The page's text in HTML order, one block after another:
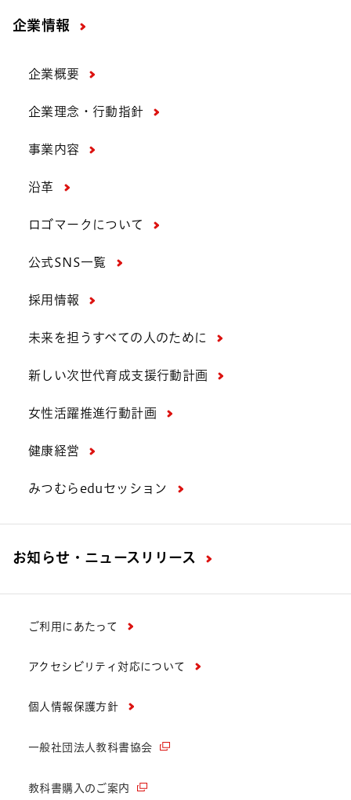
企業情報
企業概要
企業理念・行動指針
事業内容
沿革
ロゴマークについて
公式SNS一覧
採用情報
未来を担うすべての人のために
新しい次世代育成支援行動計画
女性活躍推進行動計画
健康経営
みつむらeduセッション
お知らせ・ニュースリリース
ご利用にあたって
アクセシビリティ対応について
個人情報保護方針
一般社団法人教科書協会
教科書購入のご案内